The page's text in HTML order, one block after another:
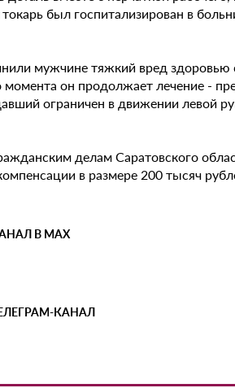
был госпитализирован в
мужчине тяжкий вред здоровью
он продолжает лечение -
ограничен в движении левой
делам Саратовского
в размере 200 тысяч
В MAX
КАНАЛ